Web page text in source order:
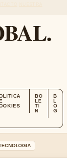
BO
LE
TI
N
B
L
O
G